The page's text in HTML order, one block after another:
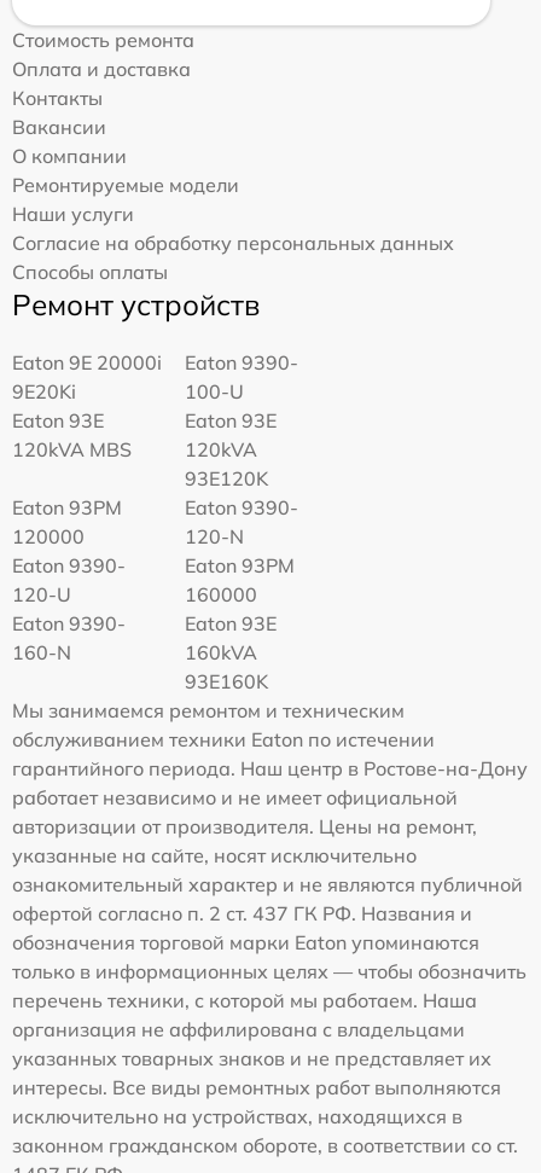
Стоимость ремонта
Оплата и доставка
Контакты
Вакансии
О компании
Ремонтируемые модели
Наши услуги
Согласие на обработку персональных данных
Способы оплаты
Ремонт устройств
Eaton 9E 20000i
9E20Ki
Eaton 9390-
100-U
Eaton 93E
120kVA MBS
Eaton 93E
120kVA
93E120K
Eaton 93PM
120000
Eaton 9390-
120-N
Eaton 9390-
120-U
Eaton 93PM
160000
Eaton 9390-
160-N
Eaton 93E
160kVA
93E160K
Мы занимаемся ремонтом и техническим
обслуживанием техники Eaton по истечении
гарантийного периода. Наш центр в Ростове-на-Дону
работает независимо и не имеет официальной
авторизации от производителя. Цены на ремонт,
указанные на сайте, носят исключительно
ознакомительный характер и не являются публичной
офертой согласно п. 2 ст. 437 ГК РФ. Названия и
обозначения торговой марки Eaton упоминаются
только в информационных целях — чтобы обозначить
перечень техники, с которой мы работаем. Наша
организация не аффилирована с владельцами
указанных товарных знаков и не представляет их
интересы. Все виды ремонтных работ выполняются
исключительно на устройствах, находящихся в
законном гражданском обороте, в соответствии со ст.